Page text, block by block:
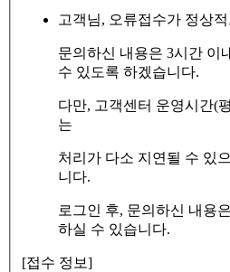
고객님, 오류접수가 정상
문의하신 내용은 3시간 이
수 있도록 하겠습니다.
다만, 고객센터 운영시간(
는
처리가 다소 지연될 수 있
니다.
로그인 후, 문의하신 내용
하실 수 있습니다.
[접수 정보]